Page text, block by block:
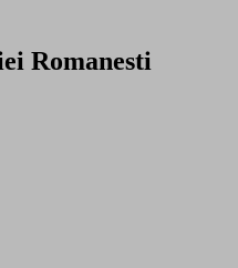
Romanesti